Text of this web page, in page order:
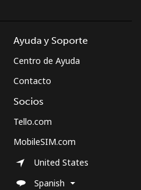
Ayuda y Soporte
Centro de Ayuda
Contacto
Socios
Tello.com
MobileSIM.com
United States
Spanish